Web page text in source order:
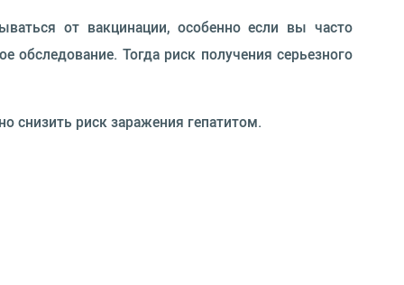
от вакцинации, особенно если вы часто
Тогда риск получения серьезного
снизить риск заражения гепатитом.